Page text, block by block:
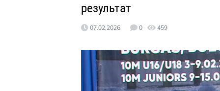
результат
07.02.2026 0 459